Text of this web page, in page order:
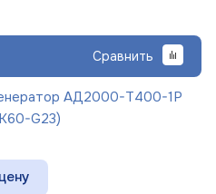
Сравнить
АД2000-Т400-1Р
G23)